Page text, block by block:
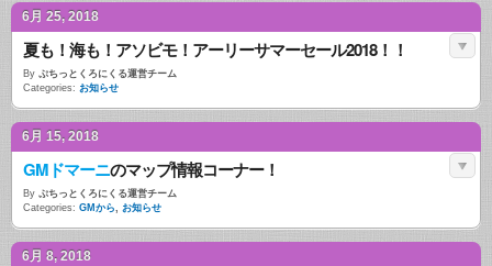
6月 25, 2018
夏も！海も！アソビモ！アーリーサマーセール2018！！
By ぷちっとくろにくる運営チーム
Categories: お知らせ
6月 15, 2018
GMドマーニのマップ情報コーナー！
By ぷちっとくろにくる運営チーム
Categories: GMから, お知らせ
6月 8, 2018